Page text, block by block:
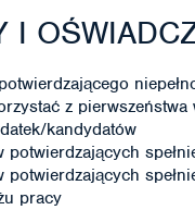
I
z
kandydatów
potwierdzających
potwierdzających
pracy